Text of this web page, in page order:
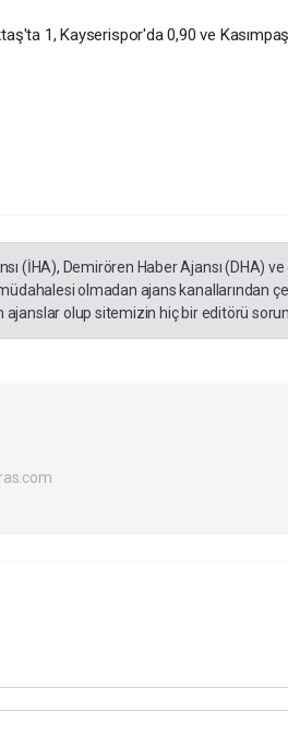
1, Kayserispor'da 0,90 ve
(İHA), Demirören Haber Ajansı (DHA)
olmadan ajans kanallarından
olup sitemizin hiç bir editörü